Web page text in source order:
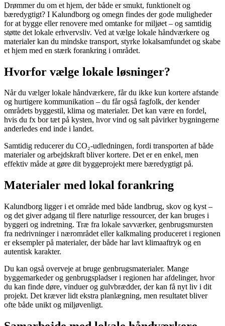
Drømmer du om et hjem, der både er smukt, funktionelt og
bæredygtigt? I Kalundborg og omegn findes der gode muligheder
for at bygge eller renovere med omtanke for miljøet – og samtidig
støtte det lokale erhvervsliv. Ved at vælge lokale håndværkere og
materialer kan du mindske transport, styrke lokalsamfundet og skabe
et hjem med en stærk forankring i området.
Hvorfor vælge lokale løsninger?
Når du vælger lokale håndværkere, får du ikke kun kortere afstande
og hurtigere kommunikation – du får også fagfolk, der kender
områdets byggestil, klima og materialer. Det kan være en fordel,
hvis du fx bor tæt på kysten, hvor vind og salt påvirker bygningerne
anderledes end inde i landet.
Samtidig reducerer du CO₂-udledningen, fordi transporten af både
materialer og arbejdskraft bliver kortere. Det er en enkel, men
effektiv måde at gøre dit byggeprojekt mere bæredygtigt på.
Materialer med lokal forankring
Kalundborg ligger i et område med både landbrug, skov og kyst –
og det giver adgang til flere naturlige ressourcer, der kan bruges i
byggeri og indretning. Træ fra lokale savværker, genbrugsmursten
fra nedrivninger i nærområdet eller kalkmaling produceret i regionen
er eksempler på materialer, der både har lavt klimaaftryk og en
autentisk karakter.
Du kan også overveje at bruge genbrugsmaterialer. Mange
byggemarkeder og genbrugspladser i regionen har afdelinger, hvor
du kan finde døre, vinduer og gulvbrædder, der kan få nyt liv i dit
projekt. Det kræver lidt ekstra planlægning, men resultatet bliver
ofte både unikt og miljøvenligt.